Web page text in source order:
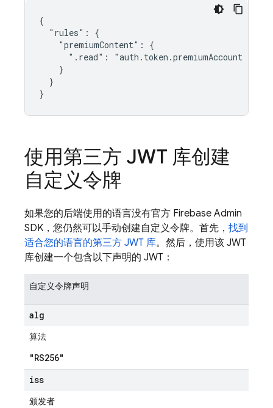
{
  "rules": {
    "premiumContent": {
".read": "auth.token.premiumAccount ===
    }
  }
使用第三方 JWT 库创建
自定义令牌
如果您的后端使用的语言没有官方 Firebase Admin
SDK，您仍然可以手动创建自定义令牌。首先， 找到
适合您的语言的第三方 JWT 库。然后，使用该 JWT
库创建一个包含以下声明的 JWT：
自定义令牌声明
alg
算法
"RS256"
iss
颁发者